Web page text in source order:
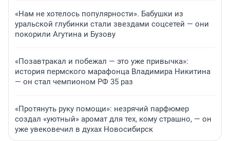
«Нам не хотелось популярности». Бабушки из
уральской глубинки стали звездами соцсетей — они
покорили Агутина и Бузову
«Позавтракал и побежал — это уже привычка»:
история пермского марафонца Владимира Никитина
— он стал чемпионом РФ 35 раз
«Протянуть руку помощи»: незрячий парфюмер
создал «уютный» аромат для тех, кому страшно, — он
уже увековечил в духах Новосибирск